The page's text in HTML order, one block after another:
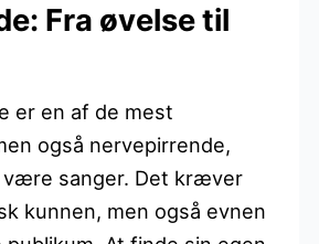
Fra øvelse til
er en af de mest
også nervepirrende,
være sanger. Det kræver
kunnen, men også evnen